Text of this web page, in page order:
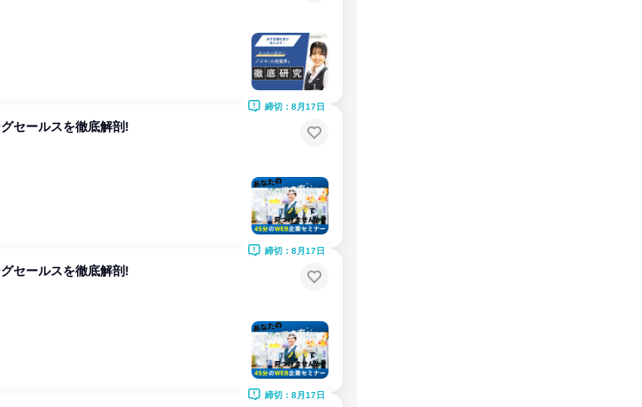
セールスを徹底解剖!
締切：8月17日
セールスを徹底解剖!
締切：8月17日
締切：8月17日